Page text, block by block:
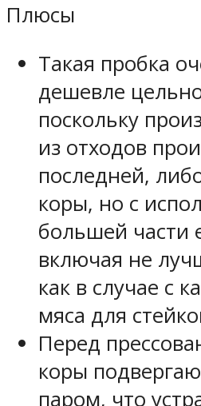
Плюсы
Такая пробка
дешевле
поскольку
из отходов
последней,
коры, но с
большей части
включая не
как в случае с
мяса для
Перед
коры
паром, что